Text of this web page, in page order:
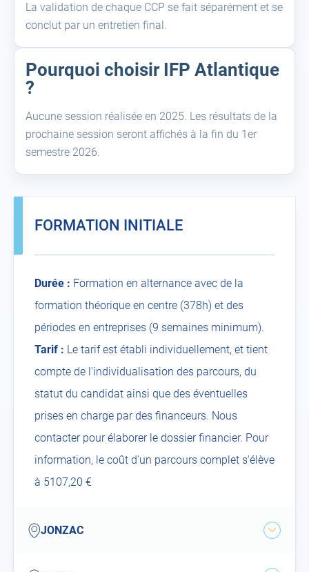
La validation de chaque CCP se fait séparément et se
conclut par un entretien final.
Pourquoi choisir IFP Atlantique
?
Aucune session réalisée en 2025. Les résultats de la
prochaine session seront affichés à la fin du 1er
semestre 2026.
FORMATION INITIALE
Durée : Formation en alternance avec de la
formation théorique en centre (378h) et des
périodes en entreprises (9 semaines minimum).
Tarif : Le tarif est établi individuellement, et tient
compte de l’individualisation des parcours, du
statut du candidat ainsi que des éventuelles
prises en charge par des financeurs. Nous
contacter pour élaborer le dossier financier. Pour
information, le coût d'un parcours complet s'élève
à 5107,20 €
jonzacJONZAC
Ouvrir